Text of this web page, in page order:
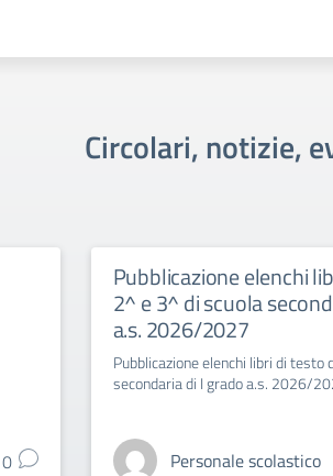
Circolari, notizie,
0
Pubblicazione elenchi
2^ e 3^ di scuola
a.s. 2026/2027
Pubblicazione elenchi libri di
secondaria di I grado a.s. 2026/
Personale scolastico